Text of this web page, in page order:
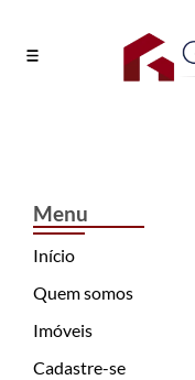
Menu
Início
Quem somos
Imóveis
Cadastre-se